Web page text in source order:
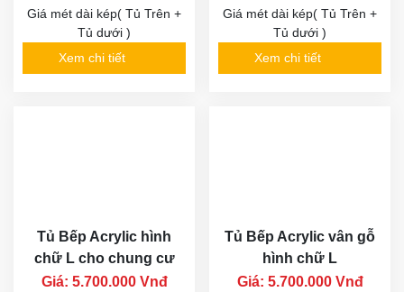
Giá mét dài kép( Tủ Trên +
Tủ dưới )
Xem chi tiết
Giá mét dài kép( Tủ Trên +
Tủ dưới )
Xem chi tiết
Tủ Bếp Acrylic hình
chữ L cho chung cư
Giá: 5.700.000 Vnđ
Tủ Bếp Acrylic vân gỗ
hình chữ L
Giá: 5.700.000 Vnđ